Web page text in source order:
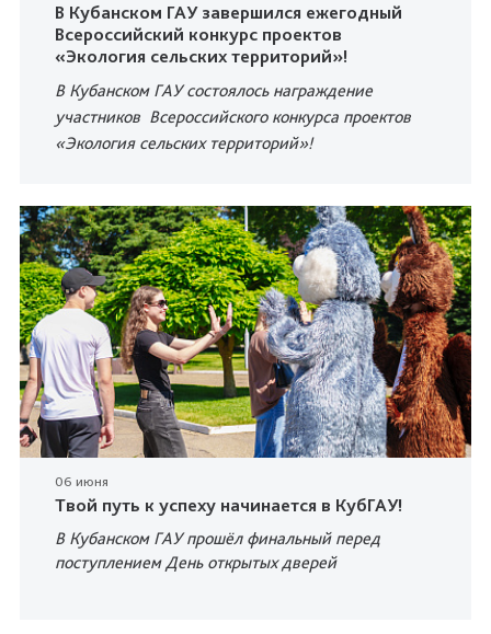
В Кубанском ГАУ завершился ежегодный
Всероссийский конкурс проектов
«Экология сельских территорий»!
В Кубанском ГАУ состоялось награждение
участников Всероссийского конкурса проектов
«Экология сельских территорий»!
06 июня
Твой путь к успеху начинается в КубГАУ!
В Кубанском ГАУ прошёл финальный перед
поступлением День открытых дверей